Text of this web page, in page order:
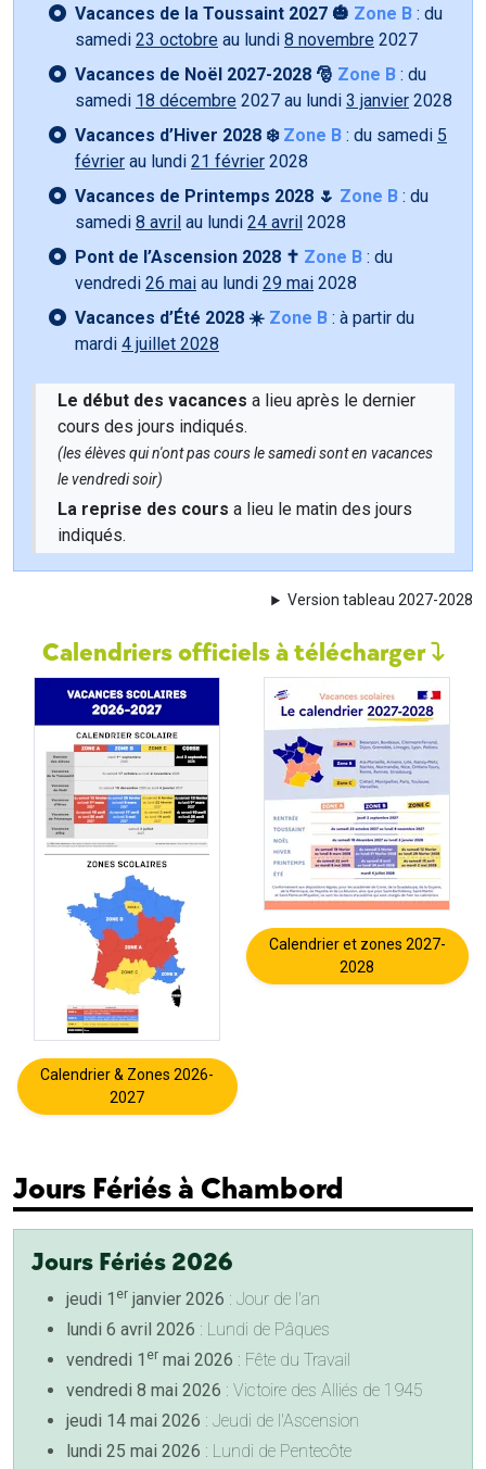
Vacances de la Toussaint 2027 🎃 Zone B : du
samedi 23 octobre au lundi 8 novembre 2027
Vacances de Noël 2027-2028 🎅 Zone B : du
samedi 18 décembre 2027 au lundi 3 janvier 2028
Vacances d’Hiver 2028 ❄️ Zone B : du samedi 5
février au lundi 21 février 2028
Vacances de Printemps 2028 🌷 Zone B : du
samedi 8 avril au lundi 24 avril 2028
Pont de l’Ascension 2028 ✝️ Zone B : du
vendredi 26 mai au lundi 29 mai 2028
Vacances d’Été 2028 ☀️ Zone B : à partir du
mardi 4 juillet 2028
Le début des vacances a lieu après le dernier
cours des jours indiqués.
(les élèves qui n'ont pas cours le samedi sont en vacances
le vendredi soir)
La reprise des cours a lieu le matin des jours
indiqués.
Version tableau 2027-2028
Calendriers officiels à télécharger
Calendrier & Zones 2026-
2027
Calendrier et zones 2027-
2028
Jours Fériés à Chambord
Jours Fériés 2026
jeudi 1 er janvier 2026 : Jour de l'an
lundi 6 avril 2026 : Lundi de Pâques
vendredi 1 er mai 2026 : Fête du Travail
vendredi 8 mai 2026 : Victoire des Alliés de 1945
jeudi 14 mai 2026 : Jeudi de l'Ascension
lundi 25 mai 2026 : Lundi de Pentecôte